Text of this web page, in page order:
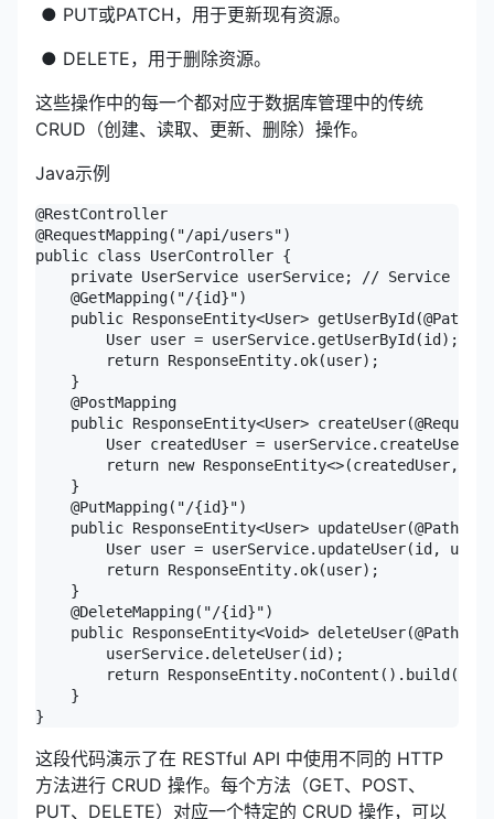
​ ● PUT或PATCH，用于更新现有资源。
​ ● DELETE，用于删除资源。
这些操作中的每一个都对应于数据库管理中的传统
CRUD（创建、读取、更新、删除）操作。
Java示例
@RestController
@RequestMapping("/api/users")
public class UserController {
private UserService userService; // Service
    @GetMapping("/{id}")
public ResponseEntity<User>
        User user = userService.getUserById(id);
        return ResponseEntity.ok(user);
    }
    @PostMapping
public ResponseEntity<User>
User createdUser =
return new ResponseEntity<>(createdUser,
    }
    @PutMapping("/{id}")
public ResponseEntity<User>
User user = userService.updateUser(id,
        return ResponseEntity.ok(user);
    }
    @DeleteMapping("/{id}")
public ResponseEntity<Void>
        userService.deleteUser(id);
        return ResponseEntity.noContent().build();
    }
这段代码演示了在 RESTful API 中使用不同的 HTTP
方法进行 CRUD 操作。每个方法（GET、POST、
PUT、DELETE）对应一个特定的 CRUD 操作，可以